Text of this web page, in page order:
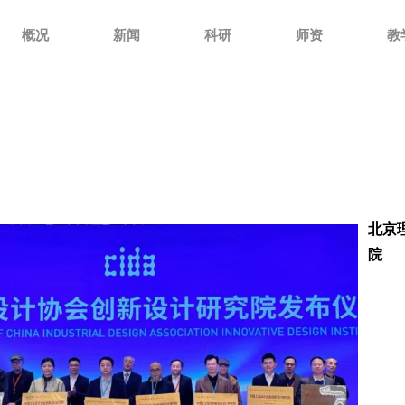
概况 新闻 科研 师资 教
北京
院